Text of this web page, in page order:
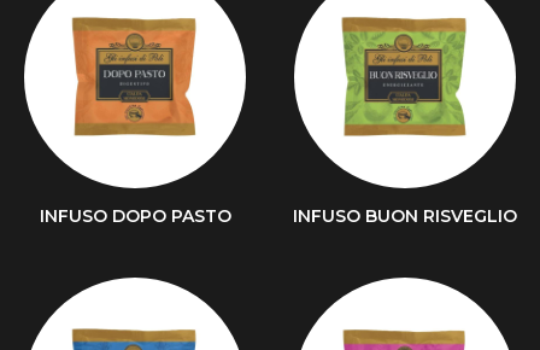
INFUSO DOPO PASTO INFUSO BUON RISVEGLIO